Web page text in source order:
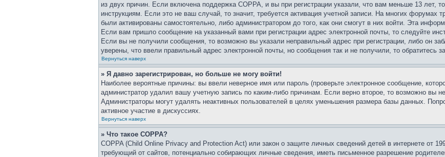
из двух причин. Если включена поддержка COPPA, и вы при регистрации указали, что вам меньше 13 лет,
инструкциям. Если это не ваш случай, то значит, требуется активация учетной записи. На многих форумах
были активированы самостоятельно, либо администратором до того, как они смогут в них войти. Эта
Если вам пришло сообщение на указанный вами при регистрации адрес электронной почты, то следуйте
Если вы не получили сообщения, то возможно вы указали неправильный адрес при регистрации, либо он
уверены, что ввели правильный адрес электронной почты, но сообщения так и не получили, то обратитесь
Вернуться наверх
» Я давно зарегистрирован, но больше не могу войти!
Наиболее вероятные причины: вы ввели неверное имя или пароль (проверьте электронное сообщение,
администратор удалил вашу учетную запись по каким-либо причинам. Если верно второе, то возможно вы
Администраторы могут удалять неактивных пользователей в целях уменьшения размера базы данных.
активное участие в дискуссиях.
Вернуться наверх
» Что такое COPPA?
COPPA (Child Online Privacy and Protection Act) или закон о защите личных сведений детей в интернете от
требующий от сайтов, потенциально собирающих личные сведения, иметь письменное разрешение